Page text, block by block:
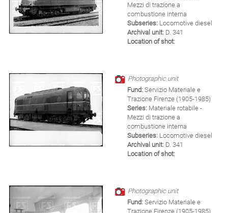
Mezzi di trazione a
combustione interna
Subseries: Locomotive diesel
Archival unit: D. 341
Location of shot:
Photographic unit
Fund: Servizio Materiale e
Trazione Firenze (1905-1985)
Series: Materiale rotabile -
Mezzi di trazione a
combustione interna
Subseries: Locomotive diesel
Archival unit: D. 341
Location of shot:
Photographic unit
Fund: Servizio Materiale e
Trazione Firenze (1905-1985)